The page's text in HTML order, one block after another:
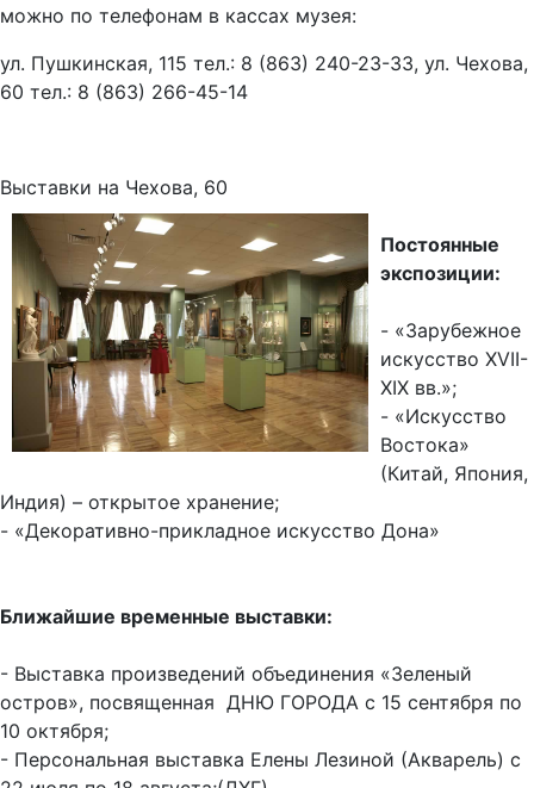
можно по телефонам в кассах музея:
ул. Пушкинская, 115 тел.: 8 (863) 240-23-33, ул. Чехова,
60 тел.: 8 (863) 266-45-14
Выставки на Чехова, 60
Постоянные
экспозиции:
- «Зарубежное
искусство XVII-
XIX вв.»;
- «Искусство
Востока»
(Китай, Япония,
Индия) – открытое хранение;
- «Декоративно-прикладное искусство Дона»
Ближайшие временные выставки:
- Выставка произведений объединения «Зеленый
остров», посвященная ДНЮ ГОРОДА с 15 сентября по
10 октября;
- Персональная выставка Елены Лезиной (Акварель) с